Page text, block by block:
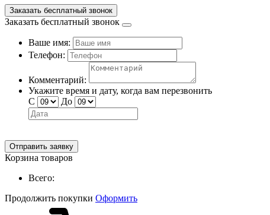
Заказать бесплатный звонок
Заказать бесплатный звонок
Ваше имя:
Телефон:
Комментарий:
Укажите время и дату, когда вам перезвонить
С
До
Отправить заявку
Корзина товаров
Всего:
Продолжить покупки Оформить